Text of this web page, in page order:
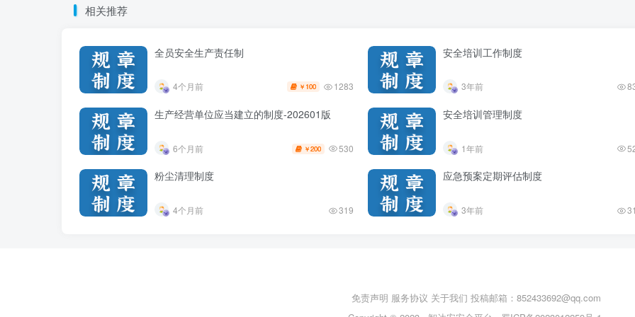
相关推荐
全员安全生产责任制
4个月前 ￥ 100 1283
安全培训工作制度
3年前
生产经营单位应当建立的制度-202601版
6个月前 ￥200 530
安全培训管理制度
1年前
粉尘清理制度
4个月前 319
应急预案定期评估制度
3年前
免责声明 服务协议 关于我们 投稿邮箱：852433692@qq.com